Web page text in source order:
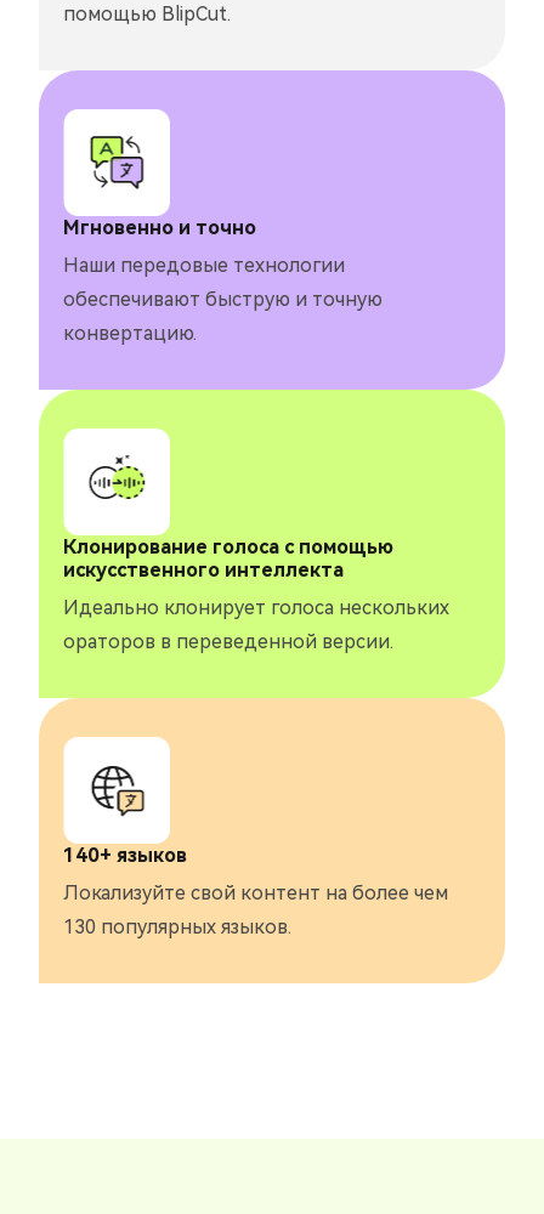
Мгновенно и точно
Наши передовые технологии
обеспечивают быструю и точную
конвертацию.
помощью BlipCut.
140+ языков
Локализуйте свой контент на более чем
130 популярных языков.
Клонирование голоса с помощью
искусственного интеллекта
Идеально клонирует голоса нескольких
ораторов в переведенной версии.